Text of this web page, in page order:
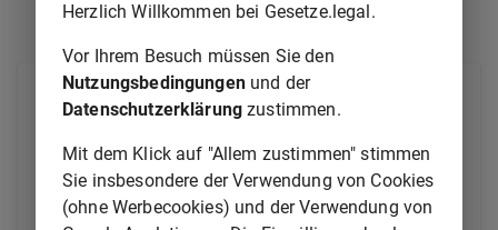
Nach der Beendigung der Gütergemeinschaft ist vor
der Auseinandersetzung die Zwangsvollstreckung in
das Gesamtgut nur zulässig, wenn
1.
beide Ehegatten oder Lebenspartner zu der
Leistung verurteilt sind oder
Herzlich Willkommen bei Gesetze.legal.
Vor Ihrem Besuch müssen Sie den
Nutzungsbedingungenund der
Datenschutzerklärung zustimmen.
Mit dem Klick auf "Allem zustimmen" stimmen
Sie insbesondere der Verwendung von Cookies
(ohne Werbecookies) und der Verwendung von